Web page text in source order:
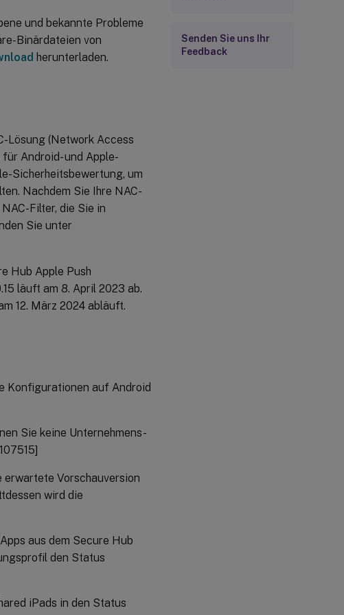
und bekannte Probleme
Binärdateien von
herunterladen.
Lösung (Network Access
Android- und Apple-
Sicherheitsbewertung, um
Nachdem Sie Ihre NAC-
Filter, die Sie in
Sie unter
Hub Apple Push
läuft am 8. April 2023 ab.
12. März 2024 abläuft.
Konfigurationen auf Android
Sie keine Unternehmens-
erwartete Vorschauversion
wird die
aus dem Secure Hub
den Status
iPads in den Status
Senden Sie uns Ihr
Feedback